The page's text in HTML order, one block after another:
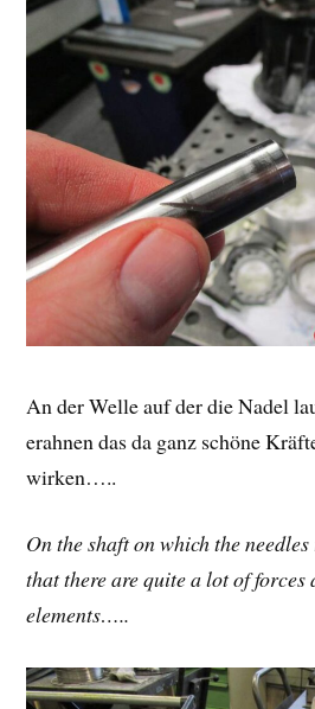
An der Welle auf der die Nadel
erahnen das da ganz schöne
wirken…..
On the shaft on which the
that there are quite a lot of
elements…..